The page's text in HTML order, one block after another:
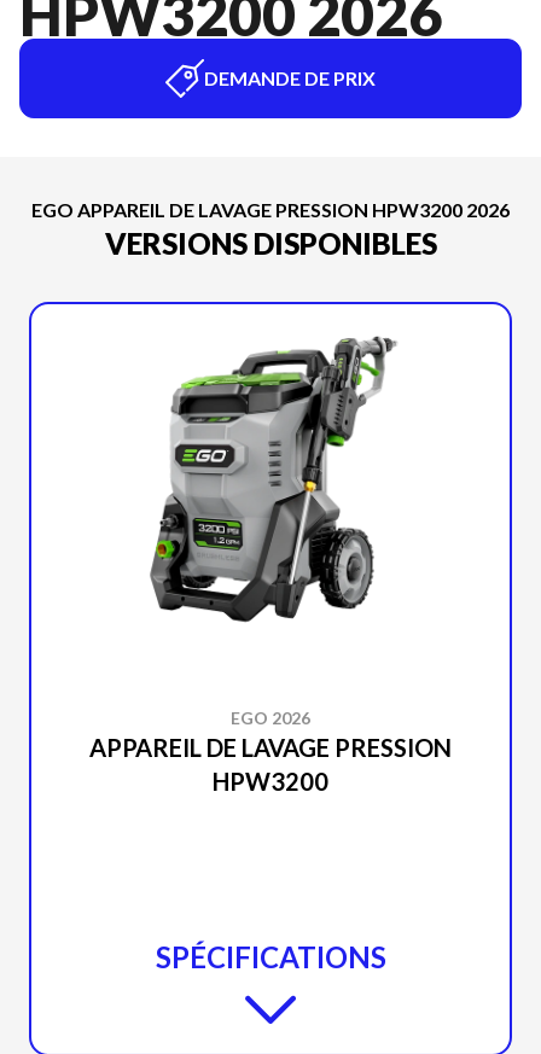
HPW3200 2026
DEMANDE DE PRIX
EGO APPAREIL DE LAVAGE PRESSION HPW3200 2026
VERSIONS DISPONIBLES
EGO 2026
APPAREIL DE LAVAGE PRESSION
HPW3200
SPÉCIFICATIONS